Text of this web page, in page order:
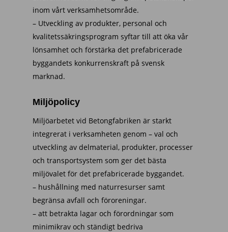
inom vårt verksamhetsområde.
– Utveckling av produkter, personal och
kvalitetssäkringsprogram syftar till att öka vår
lönsamhet och förstärka det prefabricerade
byggandets konkurrenskraft på svensk
marknad.
Miljöpolicy
Miljöarbetet vid Betongfabriken är starkt
integrerat i verksamheten genom – val och
utveckling av delmaterial, produkter, processer
och transportsystem som ger det bästa
miljövalet för det prefabricerade byggandet.
– hushållning med naturresurser samt
begränsa avfall och föroreningar.
– att betrakta lagar och förordningar som
minimikrav och ständigt bedriva